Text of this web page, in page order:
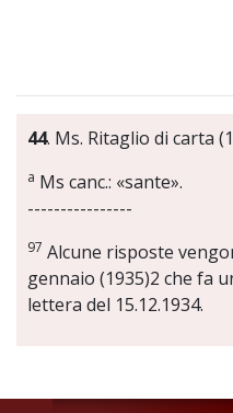
44. Ms. Ritaglio di carta
a Ms canc.: «sante».
----------------
97 Alcune risposte
gennaio (1935)2 che fa
lettera del 15.12.1934.